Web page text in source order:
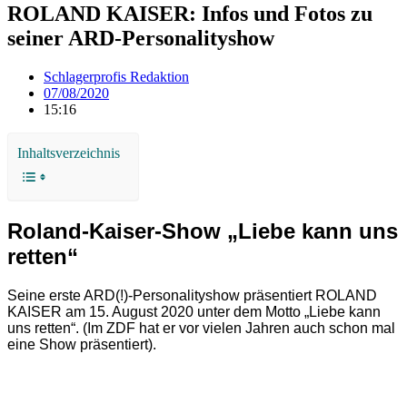
ROLAND KAISER: Infos und Fotos zu
seiner ARD-Personalityshow
Schlagerprofis Redaktion
07/08/2020
15:16
Inhaltsverzeichnis
Roland-Kaiser-Show „Liebe kann uns
retten“
Seine erste ARD(!)-Personalityshow präsentiert ROLAND
KAISER am 15. August 2020 unter dem Motto „Liebe kann
uns retten“. (Im ZDF hat er vor vielen Jahren auch schon mal
eine Show präsentiert).